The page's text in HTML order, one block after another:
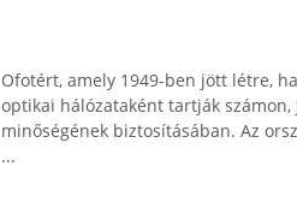
Ofotért, amely 1949-ben jött létre,
optikai hálózataként tartják
minőségének biztosításában. Az
...